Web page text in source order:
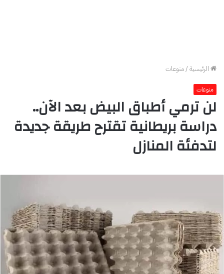
الرئيسية/منوعات
منوعات
لن ترمي أطباق البيض بعد الآن..
دراسة بريطانية تقترح طريقة جديدة
لتدفئة المنازل